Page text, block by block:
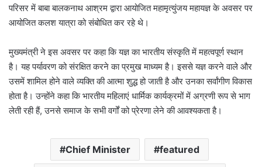
परिसर में बाबा बालकनाथ आश्रम द्वारा आयोजित महामृत्युंजय महायज्ञ के अवसर पर
आयोजित कलश यात्रा को संबोधित कर रहे थे।
मुख्यमंत्री ने इस अवसर पर कहा कि यज्ञ का भारतीय संस्कृति में महत्वपूर्ण स्थान
है। यह पर्यावरण को संरक्षित करने का प्रमुख माध्यम है। इससे यज्ञ करने वाले और
उसमें शामिल होने वाले व्यक्ति की आत्मा शुद्ध हो जाती है और उनका सर्वांगीण विकास
होता है। उन्होंने कहा कि भारतीय महिलाएं धार्मिक कार्यक्रमों में अग्रणी रूप से भाग
लेती रही हैं, उनसे समाज के सभी वर्गों को प्रेरणा लेने की आवश्यकता है।
Chief Minister featured